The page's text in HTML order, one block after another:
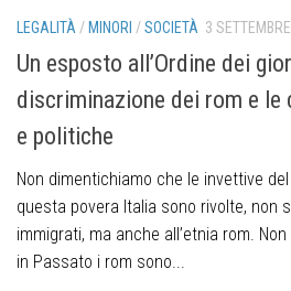
LEGALITÀ / MINORI /SOCIETÀ 3
Un esposto all’Ordine dei
discriminazione dei rom e le
e politiche
Non dimentichiamo che le invettive
questa povera Italia sono rivolte, non
immigrati, ma anche all’etnia rom.
in Passato i rom sono...